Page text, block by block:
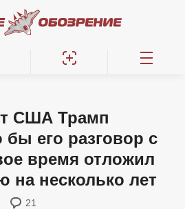
США Трамп
бы его разговор с
время отложил
на несколько лет
21